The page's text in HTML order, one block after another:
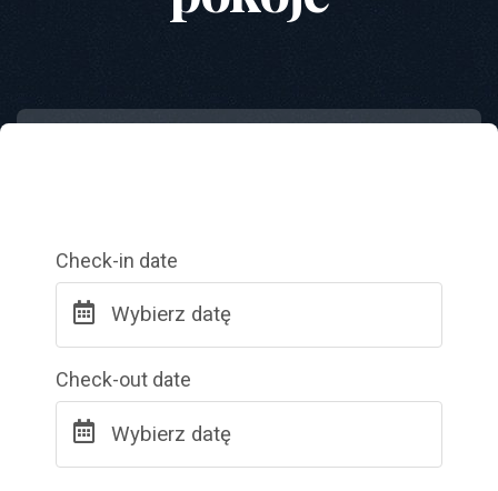
Check-in date
Wybierz datę
Check-out date
Wybierz datę